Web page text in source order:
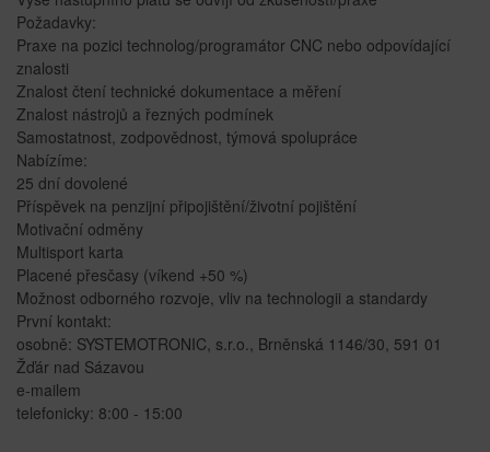
Požadavky:
Praxe na pozici technolog/programátor CNC nebo odpovídající
znalosti
Znalost čtení technické dokumentace a měření
Znalost nástrojů a řezných podmínek
Samostatnost, zodpovědnost, týmová spolupráce
Nabízíme:
25 dní dovolené
Příspěvek na penzijní připojištění/životní pojištění
Motivační odměny
Multisport karta
Placené přesčasy (víkend +50 %)
Možnost odborného rozvoje, vliv na technologii a standardy
První kontakt:
osobně: SYSTEMOTRONIC, s.r.o., Brněnská 1146/30, 591 01
Žďár nad Sázavou
e-mailem
telefonicky: 8:00 - 15:00